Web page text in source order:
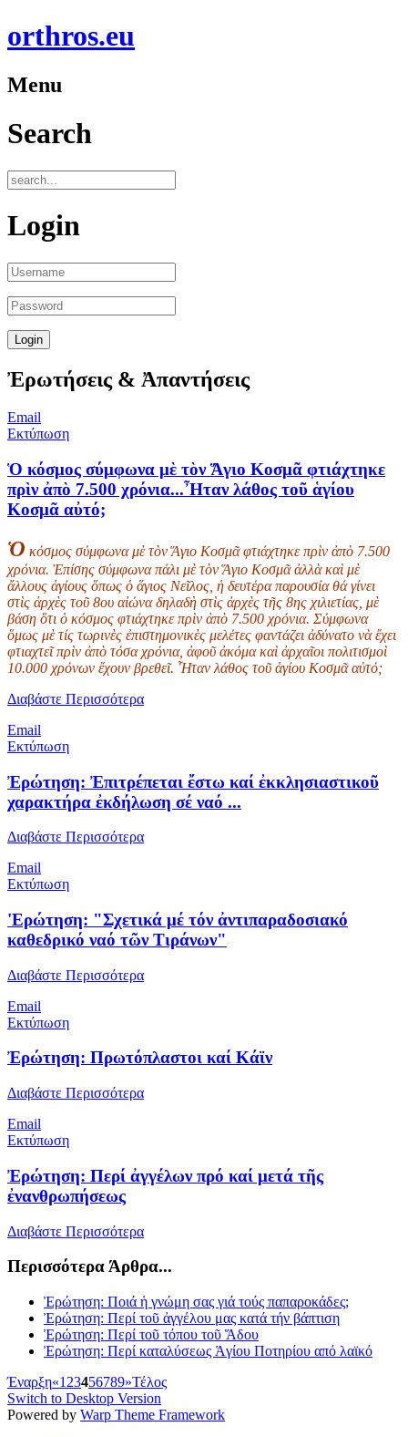
orthros.eu
Menu
Search
Login
Ἐρωτήσεις & Ἀπαντήσεις
Email
Εκτύπωση
Ὁ κόσμος σύμφωνα μὲ τὸν Ἅγιο Κοσμᾶ φτιάχτηκε
πρὶν ἀπὸ 7.500 χρόνια...Ἦταν λάθος τοῦ ἁγίου
Κοσμᾶ αὐτό;
Ὁ κόσμος σύμφωνα μὲ τὸν Ἅγιο Κοσμᾶ φτιάχτηκε πρὶν ἀπὸ 7.500
χρόνια. Ἐπίσης σύμφωνα πάλι μὲ τὸν Ἅγιο Κοσμᾶ ἀλλὰ καὶ μὲ
ἄλλους ἁγίους ὅπως ὁ ἅγιος Νεῖλος, ἡ δευτέρα παρουσία θά γίνει
στὶς ἀρχὲς τοῦ 8ου αἰώνα δηλαδὴ στὶς ἀρχὲς τῆς 8ης χιλιετίας, μὲ
βάση ὅτι ὁ κόσμος φτιάχτηκε πρὶν ἀπὸ 7.500 χρόνια. Σύμφωνα
ὅμως μὲ τίς τωρινὲς ἐπιστημονικὲς μελέτες φαντάζει ἀδύνατο νὰ ἔχει
φτιαχτεῖ πρὶν ἀπὸ τόσα χρόνια, ἀφοῦ ἀκόμα καὶ ἀρχαῖοι πολιτισμοὶ
10.000 χρόνων ἔχουν βρεθεῖ. Ἦταν λάθος τοῦ ἁγίου Κοσμᾶ αὐτό;
Διαβάστε Περισσότερα
Email
Εκτύπωση
Ἐρώτηση: Ἐπιτρέπεται ἔστω καί ἐκκλησιαστικοῦ
χαρακτήρα ἐκδήλωση σέ ναό ...
Διαβάστε Περισσότερα
Email
Εκτύπωση
'Ερώτηση: "Σχετικά μέ τόν ἀντιπαραδοσιακό
καθεδρικό ναό τῶν Τιράνων"
Διαβάστε Περισσότερα
Email
Εκτύπωση
Ἐρώτηση: Πρωτόπλαστοι καί Κάϊν
Διαβάστε Περισσότερα
Email
Εκτύπωση
Ἐρώτηση: Περί ἀγγέλων πρό καί μετά τῆς
ἐνανθρωπήσεως
Διαβάστε Περισσότερα
Περισσότερα Άρθρα...
Ἐρώτηση: Ποιά ἡ γνώμη σας γιά τούς παπαροκάδες;
Ἐρώτηση: Περί τοῦ ἀγγέλου μας κατά τήν βάπτιση
Ἐρώτηση: Περί τοῦ τόπου τοῦ Ἅδου
Ἐρώτηση: Περί καταλύσεως Ἁγίου Ποτηρίου από λαϊκό
Έναρξη«1 23456789»Τέλος
Switch to Desktop Version
Powered by Warp Theme Framework